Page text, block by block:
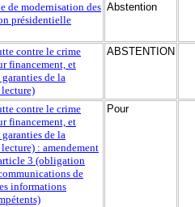
de modernisation des
présidentielle
Abstention
contre le crime
financement, et
de la
lecture)
ABSTENTION
contre le crime
financement, et
de la
: amendement
3 (obligation
de
informations
Pour